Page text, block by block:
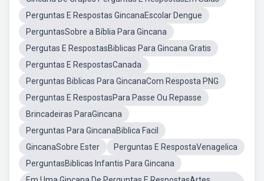
Perguntas E Respostas GincanaEscolar Dengue
PerguntasSobre a Bíblia Para Gincana
Pergutas E RespostasBiblicas Para Gincana Gratis
Perguntas E RespostasCanada
Perguntas Biblicas Para GincanaCom Resposta PNG
Perguntas E RespostasPara Passe Ou Repasse
Brincadeiras ParaGincana
Perguntas Para GincanaBiblica Facil
GincanaSobre Ester
Perguntas E RespostaVenagelica
PerguntasBiblicas Infantis Para Gincana